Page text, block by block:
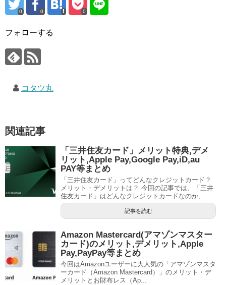
0 0 0
フォローする
コタツ丸
関連記事
「三井住友カード」メリット特典,デメ
リット,Apple Pay,Google Pay,iD,au
PAY等まとめ
「三井住友カード」ってどんなクレジットカード？
メリット・デメリットは？ 今回の記事では、「三井
住友カード」はどんなクレジットカードなのか、...
記事を読む
Amazon Mastercard(アマゾンマスター
カード)のメリット,デメリット,Apple
Pay,PayPay等まとめ
今回はAmazonユーザーに大人気の「アマゾンマスタ
ーカード（Amazon Mastercard）」のメリット・デ
メリットとお財布レス（Ap...